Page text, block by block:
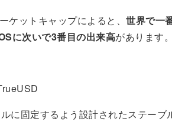
ケットキャップによると、世界で一
に次いで3番目の出来高があります。
に固定するよう設計されたステーブ